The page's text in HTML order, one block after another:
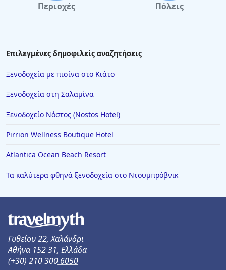
Περιοχές Πόλεις
Επιλεγμένες δημοφιλείς αναζητήσεις
Ξενοδοχεία με πισίνα στο Κιάτο
Ξενοδοχεία στη Σαλαμίνα
Ξενοδοχείο Νόστος (Nostos Hotel)
Pirrion Wellness Boutique Hotel
Atlantica Ocean Beach Resort
Τα καλύτερα φθηνά ξενοδοχεία στο Ντουμπρόβνικ
Γυθείου 22, Χαλάνδρι
Αθήνα 152 31, Ελλάδα
(+30) 210 300 6050